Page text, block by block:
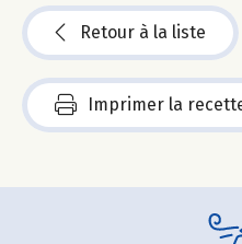
Retour à la liste
Imprimer la